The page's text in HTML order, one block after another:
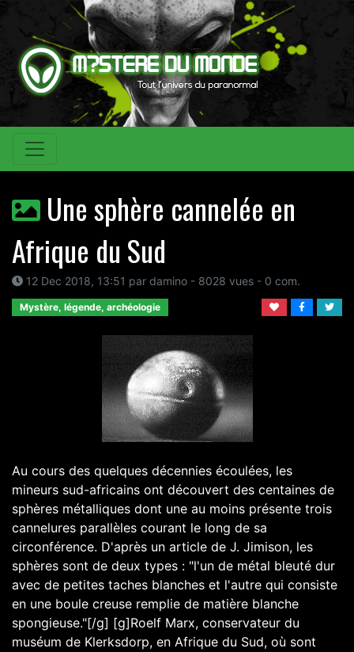
Une sphère cannelée en
Afrique du Sud
12 Dec 2018, 13:51 par damino - 8028 vues - 0 com.
Mystère, légende, archéologie
Au cours des quelques décennies écoulées, les
mineurs sud-africains ont découvert des centaines de
sphères métalliques dont une au moins présente trois
cannelures parallèles courant le long de sa
circonférence. D'après un article de J. Jimison, les
sphères sont de deux types : "l'un de métal bleuté dur
avec de petites taches blanches et l'autre qui consiste
en une boule creuse remplie de matière blanche
spongieuse."[/g] [g]Roelf Marx, conservateur du
muséum de Klerksdorp, en Afrique du Sud, où sont